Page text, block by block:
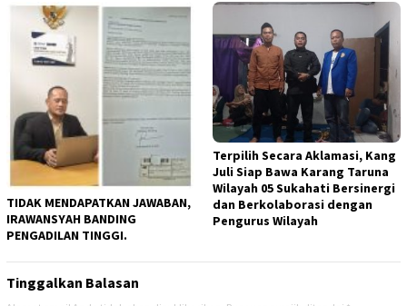
TIDAK MENDAPATKAN JAWABAN,
IRAWANSYAH BANDING
PENGADILAN TINGGI.
Terpilih Secara Aklamasi, Kang
Juli Siap Bawa Karang Taruna
Wilayah 05 Sukahati Bersinergi
dan Berkolaborasi dengan
Pengurus Wilayah
Tinggalkan Balasan